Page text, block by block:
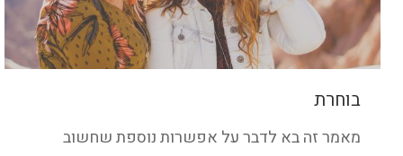
בוחרת
מאמר זה בא לדבר על אפשרות נוספת שחשוב